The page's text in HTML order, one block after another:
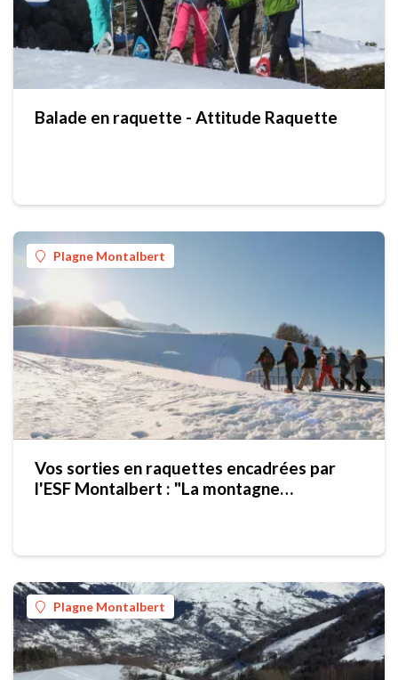
Balade en raquette - Attitude Raquette
Plagne Montalbert
Vos sorties en raquettes encadrées par
l'ESF Montalbert : "La montagne
Plagne Montalbert